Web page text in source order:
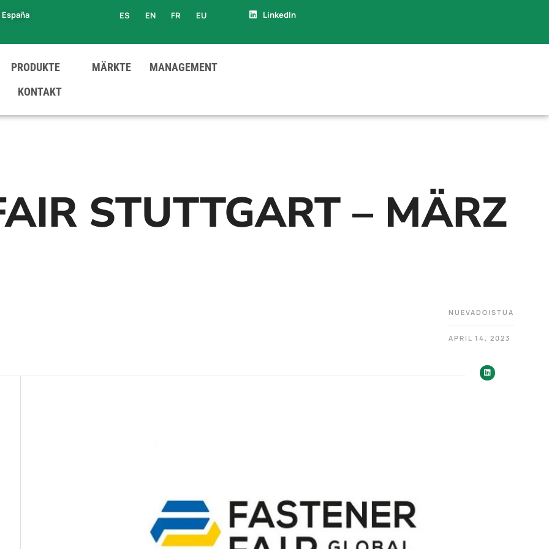
ES EN FR EU LinkedIn
PRODUKTE MÄRKTE
MANAGEMENT
KONTAKT
STUTTGART – MÄRZ
NUEVADOISTUA
APRIL 14, 2023